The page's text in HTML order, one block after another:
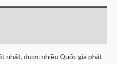
nhất, được nhiều Quốc gia phát